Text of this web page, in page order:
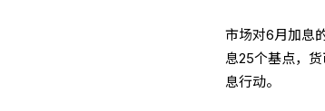
市场对6月加息
息25个基点，
息行动。